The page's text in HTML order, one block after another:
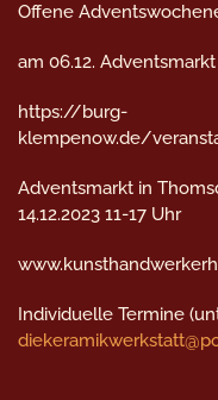
Offene
am 06.12.
https://burg-
klempenow.de/
Adventsmarkt in
14.12.2023 11-17 Uhr
Individuelle Termine